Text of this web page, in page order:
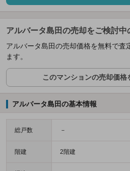
アルバータ島田の売却をご検討中
アルバータ島田の売却価格を無料で査
ます。
このマンションの売却価格
アルバータ島田の基本情報
総戸数 －
階建 2階建